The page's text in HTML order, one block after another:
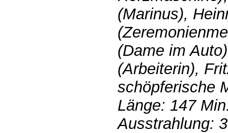
(Marinus),
(Dame im
(Arbeiterin),
schöpferische
Länge: 147
Ausstrahlung: